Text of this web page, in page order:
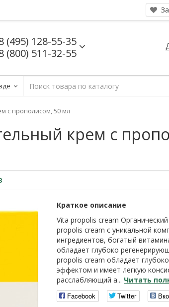
(495) 128-55-35
(800) 511-32-55
с прополисом, 50 мл
крем с
Краткое описание
Vita propolis cream
propolis cream с уникальной
ингредиентов, богатый
обладает глубоко
propolis cream обладает
эффектом и имеет легкую
расслабляющий а... Читать
Facebook
Twitter